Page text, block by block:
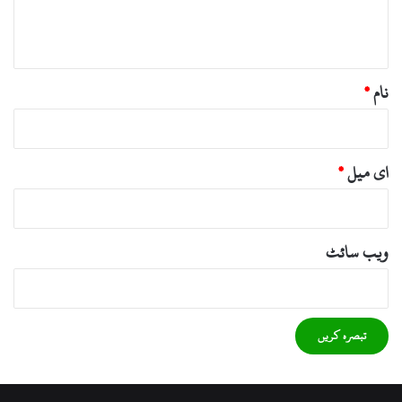
نام*
ای میل*
ویب‌ سائٹ